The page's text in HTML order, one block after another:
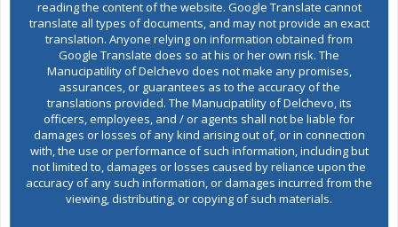
финансов раководител.
7.Предлог-Одлука за парична помош по Барање 21-241 од
20.09.2023 година;
8.Предлог-Одлука за финансиска поддршка по Барање бр.09-
1664/1 од 23.08.2023 година;
9.Прашања и предлози на членови на Совет;
reading the content of the website. Google Translate cannot
translate all types of documents, and may not provide an exact
translation. Anyone relying on information obtained from
Google Translate does so at his or her own risk. The
Manucipatility of Delchevo does not make any promises,
assurances, or guarantees as to the accuracy of the
translations provided. The Manucipatility of Delchevo, its
officers, employees, and / or agents shall not be liable for
damages or losses of any kind arising out of, or in connection
with, the use or performance of such information, including but
not limited to, damages or losses caused by reliance upon the
accuracy of any such information, or damages incurred from the
viewing, distributing, or copying of such materials.